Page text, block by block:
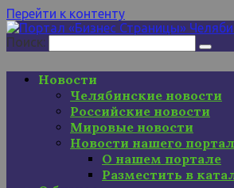
Перейти к контенту
Поиск:
Новости
Челябинские новости
Российские новости
Мировые новости
Новости нашего
О нашем портале
Разместить в